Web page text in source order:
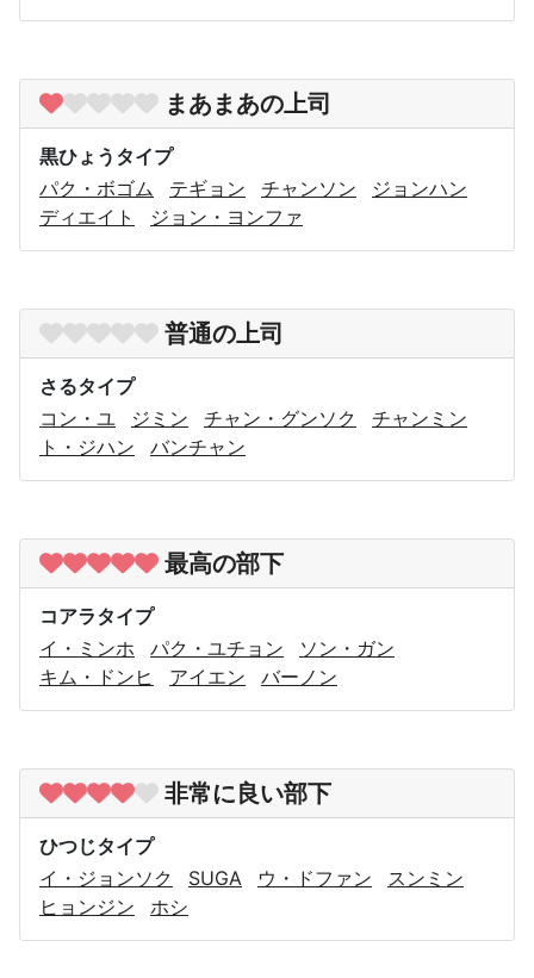
まあまあの上司
黒ひょうタイプ
パク・ボゴム
テギョン チャンソン
ジョンハン
ディエイト
ジョン・ヨンファ
普通の上司
さるタイプ
コン・ユ
ジミン チャン・グンソク
チャンミン
ト・ジハン
バンチャン
最高の部下
コアラタイプ
イ・ミンホ
パク・ユチョン
ソン・ガン
キム・ドンヒ
アイエン バーノン
非常に良い部下
ひつじタイプ
イ・ジョンソク
SUGA ウ・ドファン
スンミン
ヒョンジン
ホシ